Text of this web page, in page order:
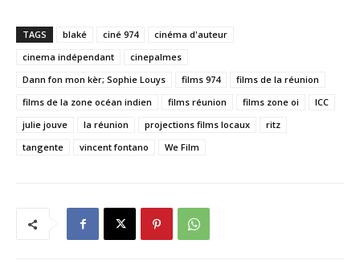
TAGS blaké ciné 974
cinéma d'auteur
cinema indépendant
cinepalmes
Dann fon mon kèr; Sophie Louys
films 974
films de la réunion
films de la zone océan indien
films réunion films zone oi
ICC
julie jouve
la réunion projections films locaux
ritz
tangente
vincent fontano We Film